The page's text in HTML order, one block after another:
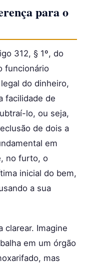
para o
312, § 1º, do
funcionário
do dinheiro,
facilidade de
lo, ou seja,
de dois a
em
no furto, o
inicial do bem,
a sua
clarear. Imagine
em um órgão
mas